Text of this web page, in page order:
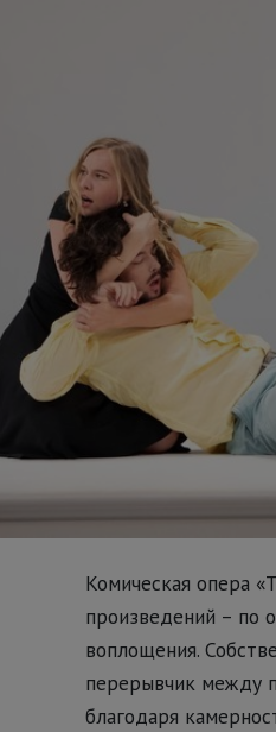
Комическая опера
произведений – по
воплощения.
перерывчик между
благодаря